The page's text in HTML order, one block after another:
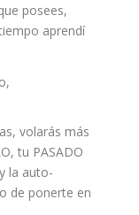
posees,
aprendí
,
volarás más
tu PASADO
la auto-
de ponerte en